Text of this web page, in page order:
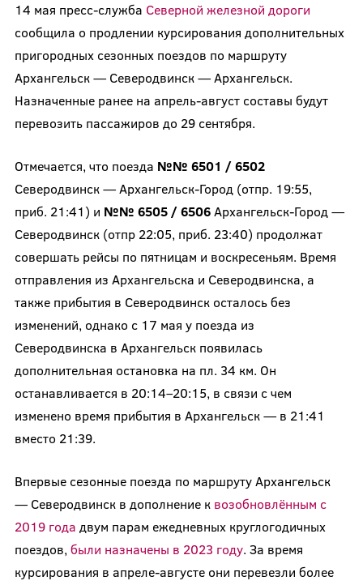
14 мая пресс-служба Северной железной дороги
сообщила о продлении курсирования дополнительных
пригородных сезонных поездов по маршруту
Архангельск — Северодвинск — Архангельск.
Назначенные ранее на апрель-август составы будут
перевозить пассажиров до 29 сентября.
Отмечается, что поезда №№ 6501 / 6502
Северодвинск — Архангельск-Город (отпр. 19:55,
приб. 21:41) и №№ 6505 / 6506Архангельск-Город —
Северодвинск (отпр 22:05, приб. 23:40) продолжат
совершать рейсы по пятницам и воскресеньям. Время
отправления из Архангельска и Северодвинска, а
также прибытия в Северодвинск осталось без
изменений, однако с 17 мая у поезда из
Северодвинска в Архангельск появилась
дополнительная остановка на пл. 34 км. Он
останавливается в 20:14–20:15, в связи с чем
изменено время прибытия в Архангельск — в 21:41
вместо 21:39.
Впервые сезонные поезда по маршруту Архангельск
— Северодвинск в дополнение к возобновлённым с
2019 года двум парам ежедневных круглогодичных
поездов, были назначены в 2023 году. За время
курсирования в апреле-августе они перевезли более